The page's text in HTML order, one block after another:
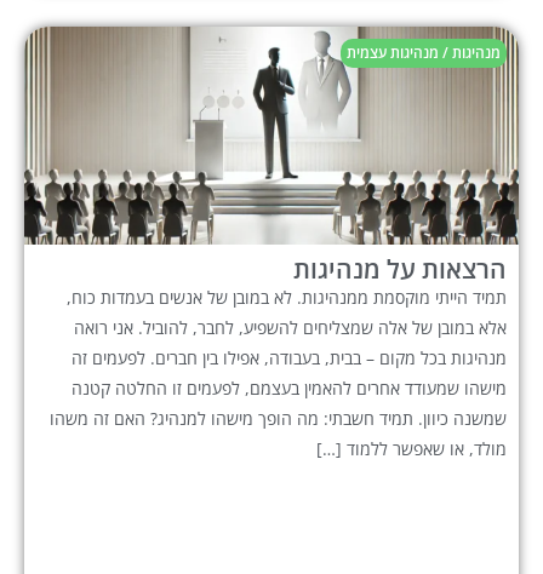
מנהיגות / מנהיגות עצמית
הרצאות על מנהיגות
תמיד הייתי מוקסמת ממנהיגות. לא במובן של אנשים בעמדות כוח,
אלא במובן של אלה שמצליחים להשפיע, לחבר, להוביל. אני רואה
מנהיגות בכל מקום – בבית, בעבודה, אפילו בין חברים. לפעמים זה
מישהו שמעודד אחרים להאמין בעצמם, לפעמים זו החלטה קטנה
שמשנה כיוון. תמיד חשבתי: מה הופך מישהו למנהיג? האם זה משהו
מולד, או שאפשר ללמוד […]